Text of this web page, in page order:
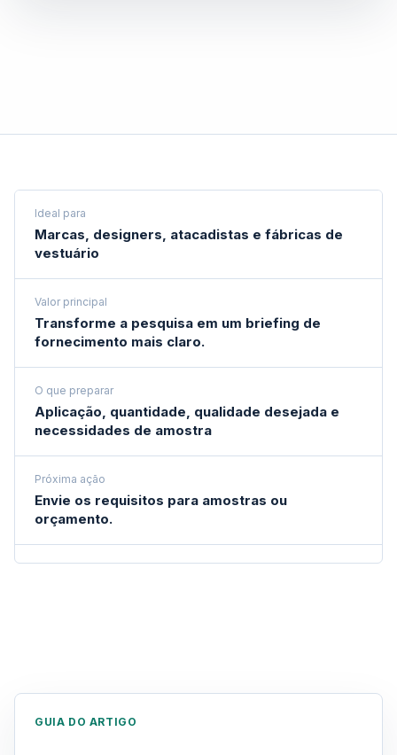
Ideal para
Marcas, designers, atacadistas e fábricas de
vestuário
Valor principal
Transforme a pesquisa em um briefing de
fornecimento mais claro.
O que preparar
Aplicação, quantidade, qualidade desejada e
necessidades de amostra
Próxima ação
Envie os requisitos para amostras ou
orçamento.
GUIA DO ARTIGO